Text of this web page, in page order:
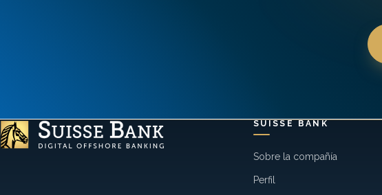
SUISSE BANK
Sobre la compañía
Perfil